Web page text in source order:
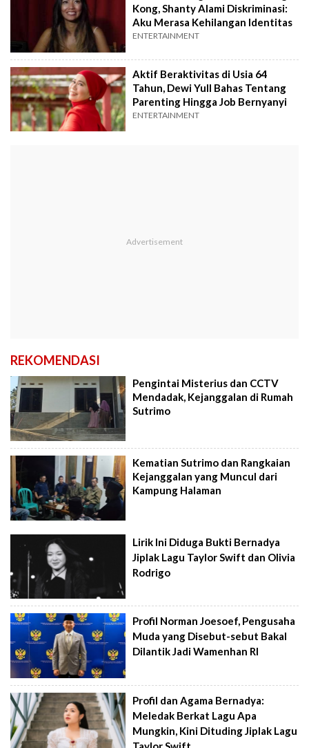
Kong, Shanty Alami Diskriminasi:
Aku Merasa Kehilangan Identitas
ENTERTAINMENT
Aktif Beraktivitas di Usia 64
Tahun, Dewi Yull Bahas Tentang
Parenting Hingga Job Bernyanyi
ENTERTAINMENT
REKOMENDASI
Pengintai Misterius dan CCTV
Mendadak, Kejanggalan di Rumah
Sutrimo
Kematian Sutrimo dan Rangkaian
Kejanggalan yang Muncul dari
Kampung Halaman
Lirik Ini Diduga Bukti Bernadya
Jiplak Lagu Taylor Swift dan Olivia
Rodrigo
Profil Norman Joesoef, Pengusaha
Muda yang Disebut-sebut Bakal
Dilantik Jadi Wamenhan RI
Profil dan Agama Bernadya:
Meledak Berkat Lagu Apa
Mungkin, Kini Dituding Jiplak Lagu